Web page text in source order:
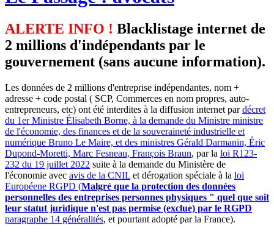
ALERTE INFO ! Blacklistage internet de
2 millions d'indépendants par le
gouvernement (sans aucune information).
Les données de 2 millions d'entreprise indépendantes, nom +
adresse + code postal ( SCP, Commerces en nom propres, auto-
entrepreneurs, etc) ont été interdites à la diffusion internet pardécret
du 1er Ministre Élisabeth Borne, à la demande du Ministre ministre
de l'économie, des finances et de la souveraineté industrielle et
numérique Bruno Le Maire, et des ministres Gérald Darmanin, Éric
Dupond-Moretti, Marc Fesneau, François Braun, par la loi R123-
232 du 19 juillet 2022 suite à la demande du Ministère de
l'économie avec avis de la CNIL et dérogation spéciale à la loi
Européene RGPD (Malgré que la protection des données
personnelles des entreprises personnes physiques " quel que soit
leur statut juridique n'est pas permise (exclue) par le RGPD
paragraphe 14 généralités, et pourtant adopté par la France).